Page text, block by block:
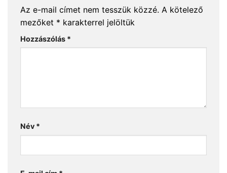
Az e-mail címet nem tesszük közzé. A kötelező
mezőket * karakterrel jelöltük
Hozzászólás *
Név *